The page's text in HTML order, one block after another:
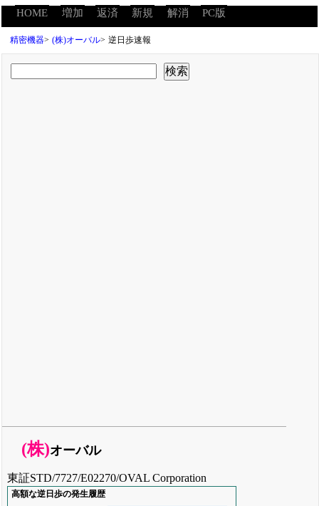
HOME 増加 返済 新規 解消 PC版
精密機器> (株)オーバル> 逆日歩速報
(株)オーバル
東証STD/7727/E02270/OVAL Corporation
高額な逆日歩の発生履歴